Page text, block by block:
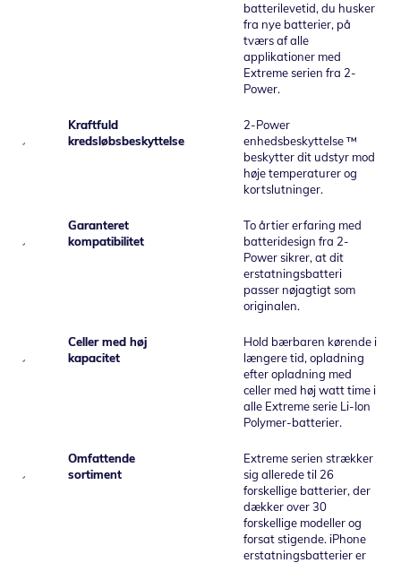
batterilevetid, du husker
fra nye batterier, på
tværs af alle
applikationer med
Extreme serien fra 2-
Power.
Kraftfuld
kredsløbsbeskyttelse
2-Power
enhedsbeskyttelse ™
beskytter dit udstyr mod
høje temperaturer og
kortslutninger.
Garanteret
kompatibilitet
To årtier erfaring med
batteridesign fra 2-
Power sikrer, at dit
erstatningsbatteri
passer nøjagtigt som
originalen.
Celler med høj
kapacitet
Hold bærbaren kørende i
længere tid, opladning
efter opladning med
celler med høj watt time i
alle Extreme serie Li-Ion
Polymer-batterier.
Omfattende
sortiment
Extreme serien strækker
sig allerede til 26
forskellige batterier, der
dækker over 30
forskellige modeller og
forsat stigende. iPhone
erstatningsbatterier er